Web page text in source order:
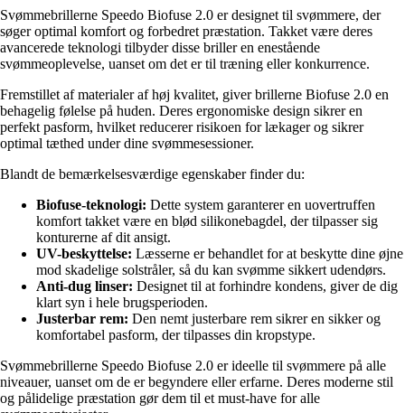
Svømmebrillerne Speedo Biofuse 2.0 er designet til svømmere, der
søger optimal komfort og forbedret præstation. Takket være deres
avancerede teknologi tilbyder disse briller en enestående
svømmeoplevelse, uanset om det er til træning eller konkurrence.
Fremstillet af materialer af høj kvalitet, giver brillerne Biofuse 2.0 en
behagelig følelse på huden. Deres ergonomiske design sikrer en
perfekt pasform, hvilket reducerer risikoen for lækager og sikrer
optimal tæthed under dine svømmesessioner.
Blandt de bemærkelsesværdige egenskaber finder du:
Biofuse-teknologi: Dette system garanterer en uovertruffen
komfort takket være en blød silikonebagdel, der tilpasser sig
konturerne af dit ansigt.
UV-beskyttelse: Læsserne er behandlet for at beskytte dine øjne
mod skadelige solstråler, så du kan svømme sikkert udendørs.
Anti-dug linser: Designet til at forhindre kondens, giver de dig
klart syn i hele brugsperioden.
Justerbar rem: Den nemt justerbare rem sikrer en sikker og
komfortabel pasform, der tilpasses din kropstype.
Svømmebrillerne Speedo Biofuse 2.0 er ideelle til svømmere på alle
niveauer, uanset om de er begyndere eller erfarne. Deres moderne stil
og pålidelige præstation gør dem til et must-have for alle